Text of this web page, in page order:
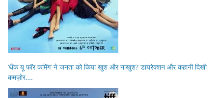
‘थैंक यू फॉर कमिंग’ ने जनता को किया खुश और नाखुश? डायरेक्शन और कहानी दिखी
कमज़ोर….